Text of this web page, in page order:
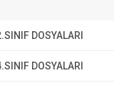
DOSYALARI
DOSYALARI